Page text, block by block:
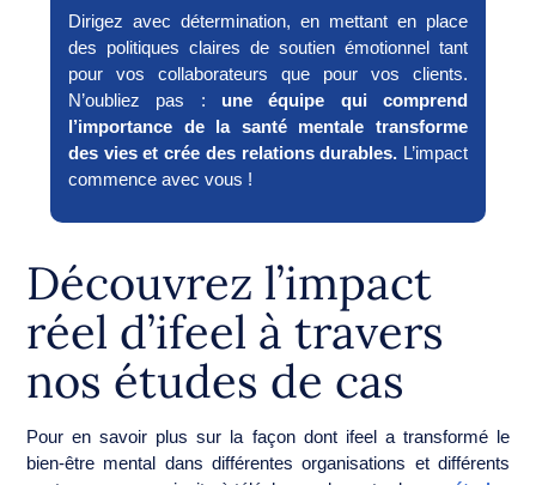
Dirigez avec détermination, en mettant en place
des politiques claires de soutien émotionnel tant
pour vos collaborateurs que pour vos clients.
N’oubliez pas : une équipe qui comprend
l’importance de la santé mentale transforme
des vies et crée des relations durables. L’impact
commence avec vous !
Découvrez l’impact
réel d’ifeel à travers
nos études de cas
Pour en savoir plus sur la façon dont ifeel a transformé le
bien-être mental dans différentes organisations et différents